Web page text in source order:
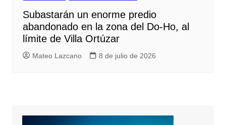
Subastarán un enorme predio
abandonado en la zona del Do-Ho, al
límite de Villa Ortúzar
Mateo Lazcano 8 de julio de 2026